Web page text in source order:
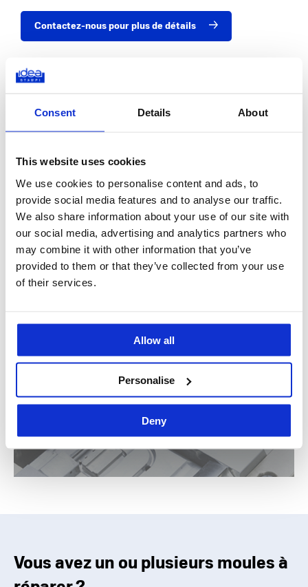
Consent Details About
This website uses cookies
We use cookies to personalise content and ads, to
provide social media features and to analyse our traffic.
We also share information about your use of our site with
our social media, advertising and analytics partners who
may combine it with other information that you’ve
provided to them or that they’ve collected from your use
of their services.
Allow all
Personalise
Deny
Contactez-nous pour plus de détails
votre partenaire idéal ?
Découvrez les secteurs dans lesquels nous
travaillons
Moulage de polymères techniques à
haute performance
Vous avez un ou plusieurs moules à